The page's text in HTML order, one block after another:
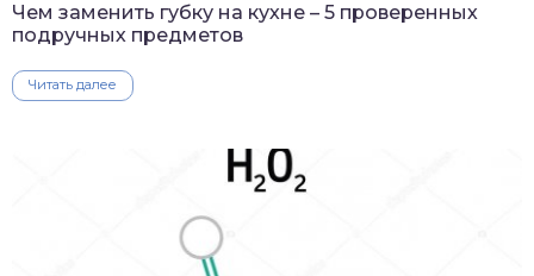
Чем заменить губку на кухне – 5 проверенных
подручных предметов
Читать далее